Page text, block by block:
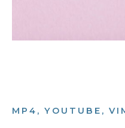
MP4, YOUTUBE,